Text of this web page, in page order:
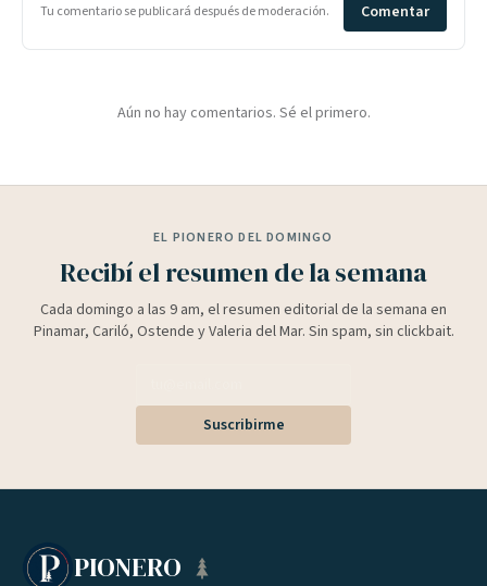
Tu comentario se publicará después de moderación. Comentar
Aún no hay comentarios. Sé el primero.
EL PIONERO DEL DOMINGO
Recibí el resumen de la semana
Cada domingo a las 9 am, el resumen editorial de la semana en
Pinamar, Cariló, Ostende y Valeria del Mar. Sin spam, sin clickbait.
Suscribirme
PIONERO